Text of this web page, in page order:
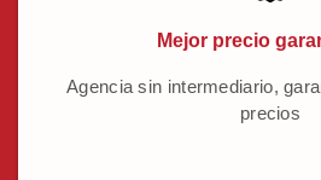
Mejor precio
Agencia sin intermediario,
precios